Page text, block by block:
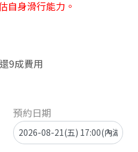
自身滑行能力。
9成費用
預約日期